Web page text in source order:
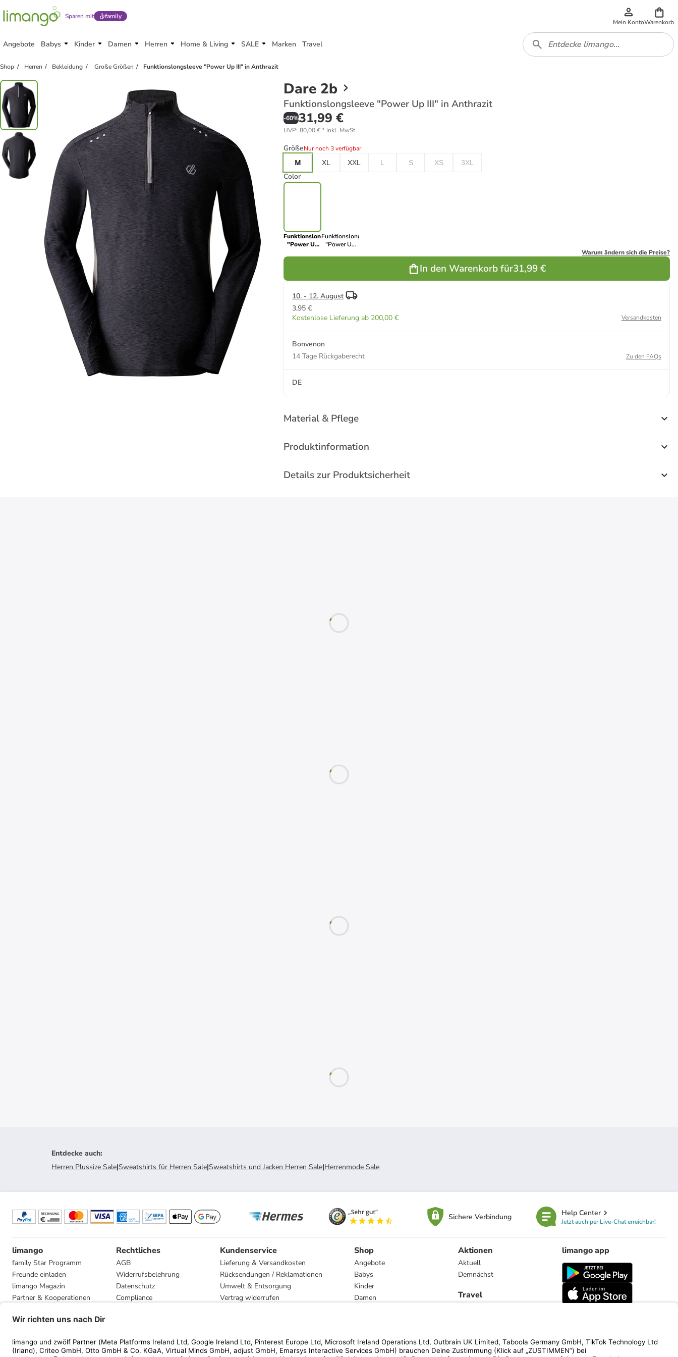
Sparen mit family
Mein KontoWarenkorb
Angebote Babys Kinder Damen Herren Home & Living SALE Marken Travel
Shop Herren Bekleidung Große Größen Funktionslongsleeve "Power Up III" in Anthrazit
Dare 2b
Funktionslongsleeve "Power Up III" in Anthrazit
-60%31,99 €
UVP: 80,00 €* inkl. MwSt.
GrößeNur noch 3 verfügbar
M
XL XXL L S XS 3XL
Color
Funktionslongsleeve
"Power Up
Funktionslongsleeve
"Power Up
Warum ändern sich die Preise?
In den Warenkorb für31,99 €
10. - 12. August
3,95 €
Kostenlose Lieferung ab 200,00 €
Versandkosten
Bonvenon
14 Tage Rückgaberecht
Zu den FAQs
DE
Material & Pflege
Produktinformation
Details zur Produktsicherheit
Entdecke auch:
Herren Plussize Sale|Sweatshirts für Herren Sale|Sweatshirts und Jacken Herren Sale|Herrenmode Sale
Sichere Verbindung Help Center
Jetzt auch per Live-Chat erreichbar!
limango
family Star Programm
Freunde einladen
limango Magazin
Partner & Kooperationen
Presse
Rechtliches
AGB
Widerrufsbelehrung
Datenschutz
Compliance
Kundenservice
Lieferung & Versandkosten
Rücksendungen / Reklamationen
Umwelt & Entsorgung
Vertrag widerrufen
Shop
Angebote
Babys
Kinder
Damen
Marken
Aktionen
Aktuell
Demnächst
Travel
limango app